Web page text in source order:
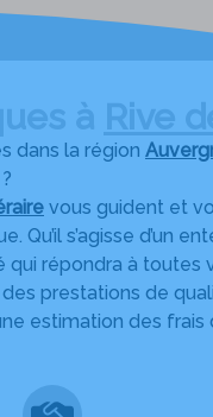
dans la région
vous guident et
Qu’il s’agisse d’un
répondra à
prestations de
estimation des